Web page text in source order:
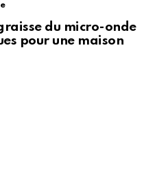
du micro-onde
pour une maison